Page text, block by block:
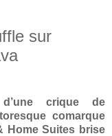
sur
crique de
comarque
Home Suites brise